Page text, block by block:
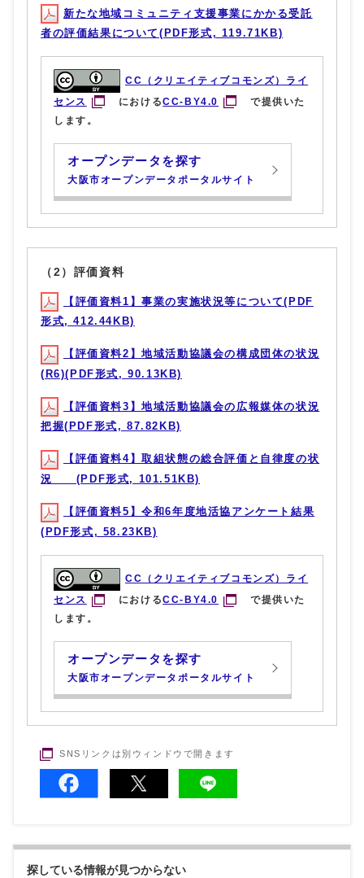
新たな地域コミュニティ支援事業にかかる受託
者の評価結果について(PDF形式, 119.71KB)
CC（クリエイティブコモンズ）ライ
センス
におけるCC-BY4.0
で提供いた
します。
オープンデータを探す
大阪市オープンデータポータルサイト
（2）評価資料
【評価資料1】事業の実施状況等について(PDF
形式, 412.44KB)
【評価資料2】地域活動協議会の構成団体の状況
(R6)(PDF形式, 90.13KB)
【評価資料3】地域活動協議会の広報媒体の状況
把握(PDF形式, 87.82KB)
【評価資料4】取組状態の総合評価と自律度の状
況 (PDF形式, 101.51KB)
【評価資料5】令和6年度地活協アンケート結果
(PDF形式, 58.23KB)
CC（クリエイティブコモンズ）ライ
センス
におけるCC-BY4.0
で提供いた
します。
オープンデータを探す
大阪市オープンデータポータルサイト
SNSリンクは別ウィンドウで開きます
探している情報が見つからない